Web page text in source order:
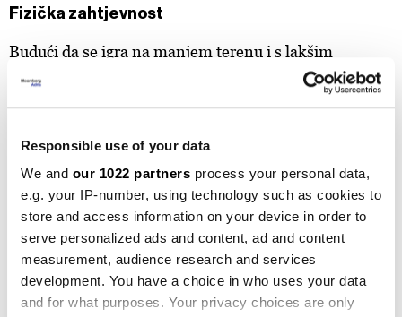
Responsible use of your data
We and our 1022 partners process your personal data,
e.g. your IP-number, using technology such as cookies to
store and access information on your device in order to
serve personalized ads and content, ad and content
measurement, audience research and services
development. You have a choice in who uses your data
and for what purposes. Your privacy choices are only
Fizička zahtjevnost
Budući da se igra na manjem terenu i s lakšim
reketima i lopticama u usporedbi s tenisom, padel
rekreativno ili koji imaju određena zdravstvena
ograničenja. Padel kombinira elemente tenisa,
squasha i badmintona, što rezultira brzom i
dinamičnom igrom. Može biti uzbudljivo za igrače i
gledatelje, jer igra često uključuje brze reakcije,
agilnost i taktičko razmišljanje.